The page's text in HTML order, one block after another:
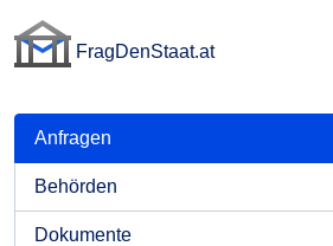
FragDenStaat.at
Anfragen
Behörden
Dokumente